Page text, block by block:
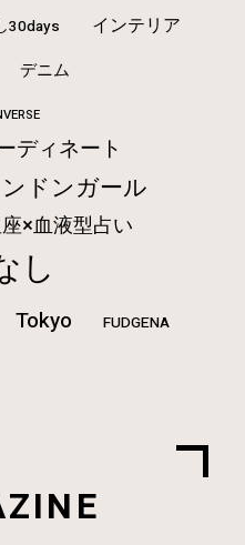
30days インテリア
デニム
ディネート
ドンガール
×血液型占い
し
Tokyo FUDGENA